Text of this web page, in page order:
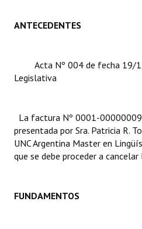
Organigrama
Informes de Gestión
Dictámenes Asesoría Letrada
Actas de Sesión
ANTECEDENTES
Acta Nº 004 de fecha 19/
Legislativa
La factura Nº 0001-
presentada por Sra. Patricia R.
UNC Argentina Master en
que se debe proceder a cancelar
FUNDAMENTOS